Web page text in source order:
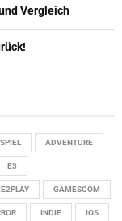
Vergleich
ADVENTURE
E3
GAMESCOM
INDIE IOS